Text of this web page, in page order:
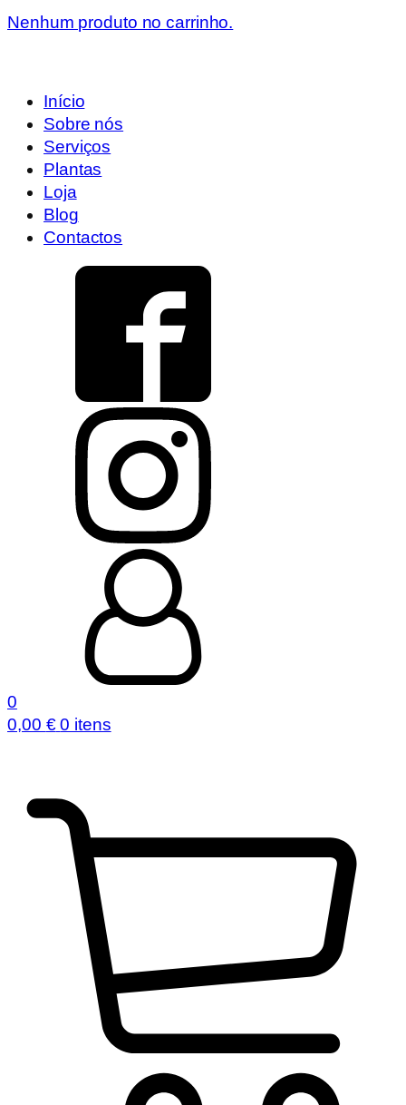
Nenhum produto no carrinho.
Início
Sobre nós
Serviços
Plantas
Loja
Blog
Contactos
0
0,00 € 0 itens